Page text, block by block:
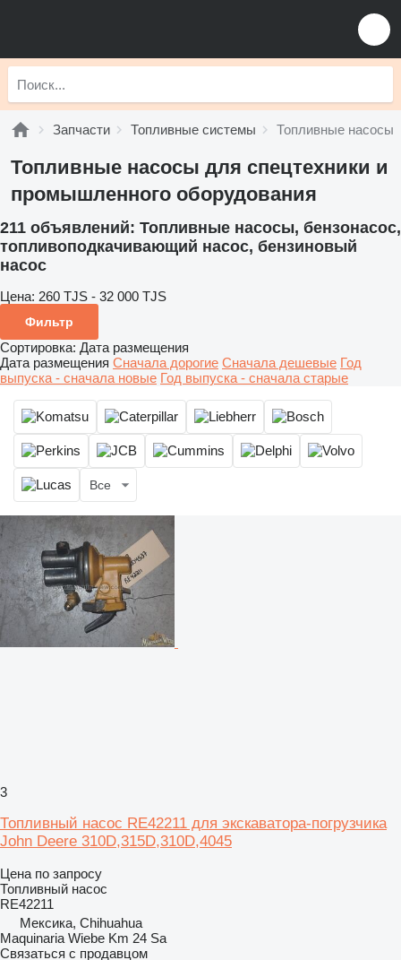
Запчасти Топливные системы Топливные насосы
Топливные насосы для спецтехники и
промышленного оборудования
211 объявлений: Топливные насосы, бензонасос,
топливоподкачивающий насос, бензиновый
насос
Цена: 260 TJS - 32 000 TJS
Фильтр
Сортировка: Дата размещения
Дата размещения Сначала дорогие Сначала дешевые Год
выпуска - сначала новые Год выпуска - сначала старые
Все
3
Топливный насос RE42211 для экскаватора-погрузчика
John Deere 310D,315D,310D,4045
Цена по запросу
Топливный насос
RE42211
Мексика, Chihuahua
Maquinaria Wiebe Km 24 Sa
Связаться с продавцом